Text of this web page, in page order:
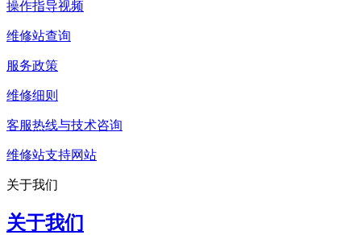
操作指导视频
维修站查询
服务政策
维修细则
客服热线与技术咨询
维修站支持网站
关于我们
关于我们